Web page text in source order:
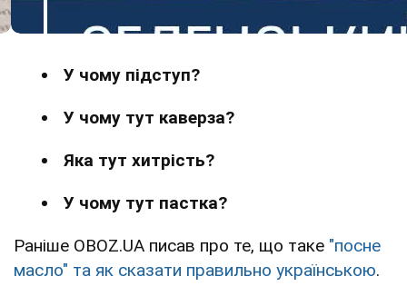
У чому підступ?
У чому тут каверза?
Яка тут хитрість?
У чому тут пастка?
Раніше OBOZ.UA писав про те, що таке "посне
масло" та як сказати правильно українською.